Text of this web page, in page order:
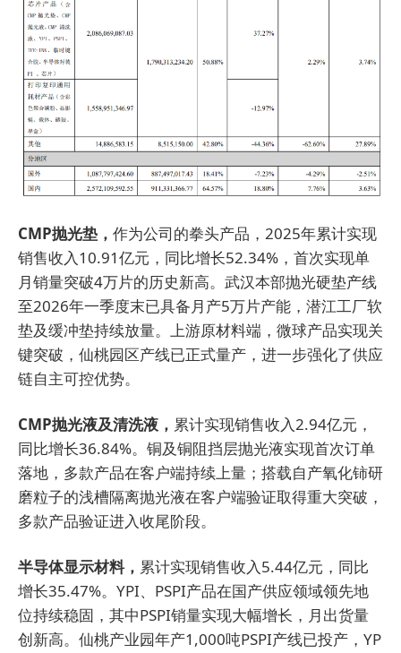
CMP抛光垫， 作为公司的拳头产品，2025年累计实现
销售收入10.91亿元，同比增长52.34%，首次实现单
月销量突破4万片的历史新高。武汉本部抛光硬垫产线
至2026年一季度末已具备月产5万片产能，潜江工厂软
垫及缓冲垫持续放量。上游原材料端，微球产品实现关
键突破，仙桃园区产线已正式量产，进一步强化了供应
链自主可控优势。
CMP抛光液及清洗液， 累计实现销售收入2.94亿元，
同比增长36.84%。铜及铜阻挡层抛光液实现首次订单
落地，多款产品在客户端持续上量；搭载自产氧化铈研
磨粒子的浅槽隔离抛光液在客户端验证取得重大突破，
多款产品验证进入收尾阶段。
半导体显示材料， 累计实现销售收入5.44亿元，同比
增长35.47%。YPI、PSPI产品在国产供应领域领先地
位持续稳固，其中PSPI销量实现大幅增长，月出货量
创新高。仙桃产业园年产1,000吨PSPI产线已投产，YP